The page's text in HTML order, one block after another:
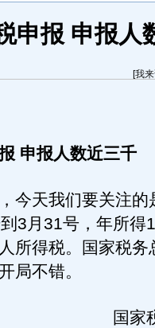
申报 申报人
[我
申报人数近三千
天我们要关注的
3月31号，年所得
所得税。国家税务
局不错。
国家